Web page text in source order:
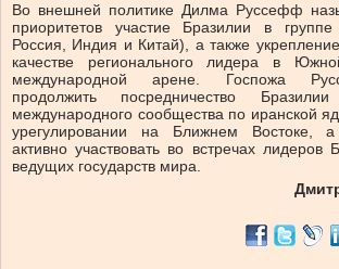
Во внешней политике Дилма Руссефф
приоритетов участие Бразилии в
Россия, Индия и Китай), а также
качестве регионального лидера в
международной арене. Госпожа
продолжить посредничество
международного сообщества по иранской
урегулировании на Ближнем Востоке,
активно участвовать во встречах лидеров
ведущих государств мира.